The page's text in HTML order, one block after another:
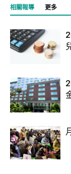
相關報導 更多